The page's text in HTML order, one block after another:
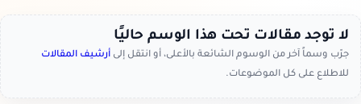
لا توجد مقالات تحت هذا الوسم حاليًا
جرّب وسماً آخر من الوسوم الشائعة بالأعلى، أو انتقل إلى أرشيف المقالات
للاطلاع على كل الموضوعات.